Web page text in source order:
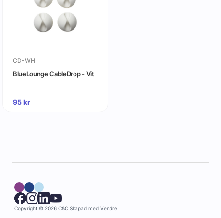
CD-WH
BlueLounge CableDrop - Vit
95kr
Copyright © 2026 C&C Skapad med Vendre